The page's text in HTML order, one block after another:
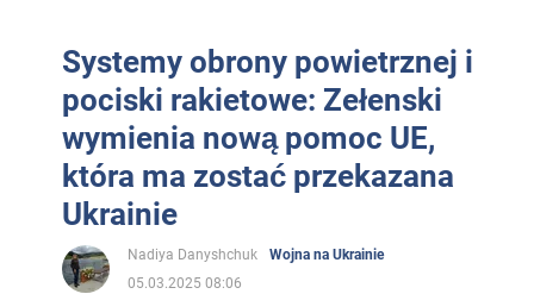
Systemy obrony powietrznej i
pociski rakietowe: Zełenski
wymienia nową pomoc UE,
która ma zostać przekazana
Ukrainie
Nadiya Danyshchuk
Wojna na Ukrainie
05.03.2025 08:06